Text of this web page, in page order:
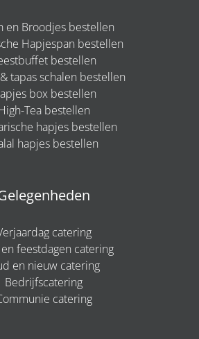
en Broodjes bestellen
Hapjespan bestellen
bestellen
tapas schalen bestellen
box bestellen
Tea bestellen
hapjes bestellen
hapjes bestellen
catering
feestdagen catering
en nieuw catering
Bedrijfscatering
catering